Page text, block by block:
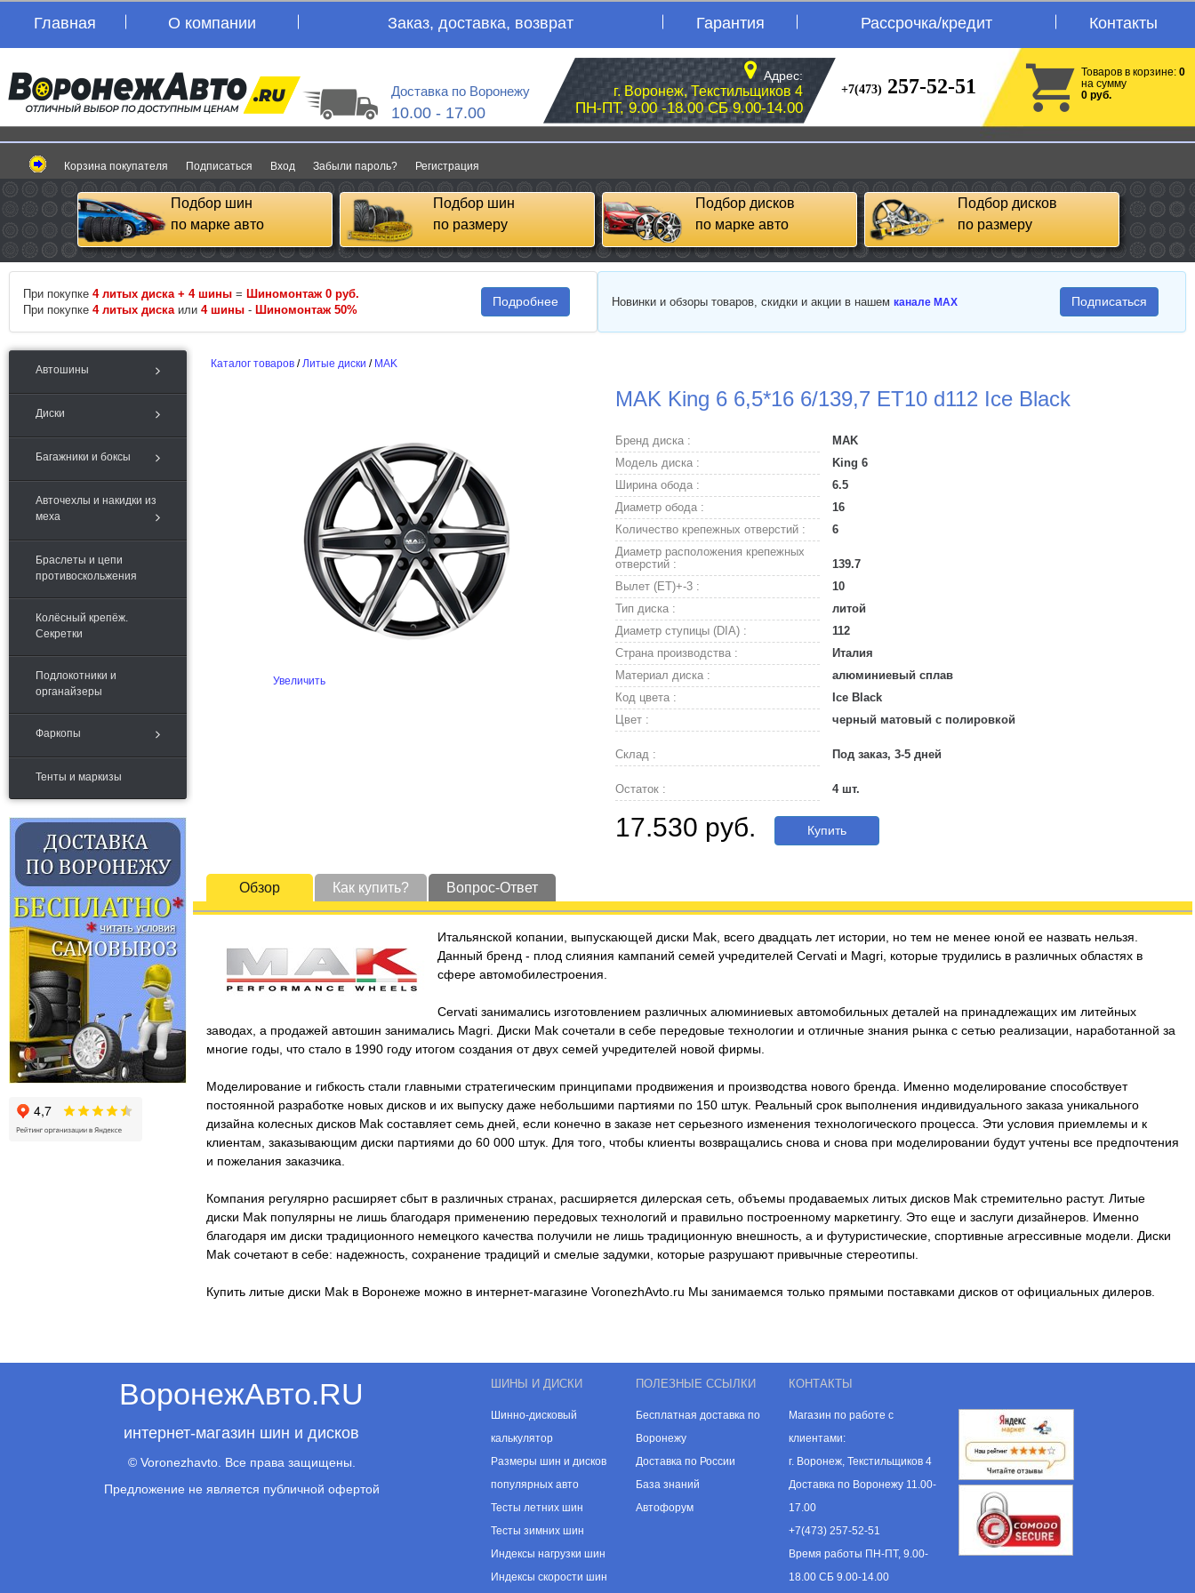
Главная О компании Заказ, доставка, возврат Гарантия Рассрочка/кредит Контакты
Доставка по Воронежу
10.00 - 17.00
Адрес:
г. Воронеж, Текстильщиков 4
ПН-ПТ, 9.00 -18.00 СБ 9.00-14.00
+7(473) 257-52-51
Товаров в корзине: 0
на сумму
0 руб.
Корзина покупателя Подписаться Вход Забыли пароль? Регистрация
Подбор шин
по марке авто
Подбор шин
по размеру
Подбор дисков
по марке авто
Подбор дисков
по размеру
При покупке 4 литых диска + 4 шины = Шиномонтаж 0 руб.
При покупке 4 литых диска или 4 шины - Шиномонтаж 50%
Подробнее Новинки и обзоры товаров, скидки и акции в нашем канале MAX Подписаться
Автошины
Диски
Багажники и боксы
Авточехлы и накидки из
меха
Браслеты и цепи
противоскольжения
Колёсный крепёж.
Секретки
Подлокотники и
органайзеры
Фаркопы
Тенты и маркизы
Каталог товаров /Литые диски / MAK
MAK King 6 6,5*16 6/139,7 ET10 d112 Ice Black
Увеличить
Бренд диска :
MAK
Модель диска :
King 6
Ширина обода :
6.5
Диаметр обода :
16
Количество крепежных отверстий :
6
Диаметр расположения крепежных
отверстий :
139.7
Вылет (ET)+-3 :
10
Тип диска :
литой
Диаметр ступицы (DIA) :
112
Страна производства :
Италия
Материал диска :
алюминиевый сплав
Код цвета :
Ice Black
Цвет :
черный матовый с полировкой
Склад : Под заказ, 3-5 дней
Остаток : 4 шт.
17.530 руб. Купить
Обзор Как купить? Вопрос-Ответ
Итальянской копании, выпускающей диски Mak, всего двадцать лет истории, но тем не менее юной ее назвать нельзя.
Данный бренд - плод слияния кампаний семей учредителей Cervati и Magri, которые трудились в различных областях в
сфере автомобилестроения.
Cervati занимались изготовлением различных алюминиевых автомобильных деталей на принадлежащих им литейных
заводах, а продажей автошин занимались Magri. Диски Mak сочетали в себе передовые технологии и отличные знания рынка с сетью реализации, наработанной за
многие годы, что стало в 1990 году итогом создания от двух семей учредителей новой фирмы.
Моделирование и гибкость стали главными стратегическим принципами продвижения и производства нового бренда. Именно моделирование способствует
постоянной разработке новых дисков и их выпуску даже небольшими партиями по 150 штук. Реальный срок выполнения индивидуального заказа уникального
дизайна колесных дисков Mak составляет семь дней, если конечно в заказе нет серьезного изменения технологического процесса. Эти условия приемлемы и к
клиентам, заказывающим диски партиями до 60 000 штук. Для того, чтобы клиенты возвращались снова и снова при моделировании будут учтены все предпочтения
и пожелания заказчика.
Компания регулярно расширяет сбыт в различных странах, расширяется дилерская сеть, объемы продаваемых литых дисков Mak стремительно растут. Литые
диски Mak популярны не лишь благодаря применению передовых технологий и правильно построенному маркетингу. Это еще и заслуги дизайнеров. Именно
благодаря им диски традиционного немецкого качества получили не лишь традиционную внешность, а и футуристические, спортивные агрессивные модели. Диски
Mak сочетают в себе: надежность, сохранение традиций и смелые задумки, которые разрушают привычные стереотипы.
Купить литые диски Mak в Воронеже можно в интернет-магазине VoronezhAvto.ru Мы занимаемся только прямыми поставками дисков от официальных дилеров.
ВоронежАвто.RU
интернет-магазин шин и дисков
© Voronezhavto. Все права защищены.
Предложение не является публичной офертой
ШИНЫ И ДИСКИ
Шинно-дисковый
калькулятор
Размеры шин и дисков
популярных авто
Тесты летних шин
Тесты зимних шин
Индексы нагрузки шин
Индексы скорости шин
ПОЛЕЗНЫЕ ССЫЛКИ
Бесплатная доставка по
Воронежу
Доставка по России
База знаний
Автофорум
КОНТАКТЫ
Магазин по работе с
клиентами:
г. Воронеж, Текстильщиков 4
Доставка по Воронежу 11.00-
17.00
+7(473) 257-52-51
Время работы ПН-ПТ, 9.00-
18.00 СБ 9.00-14.00